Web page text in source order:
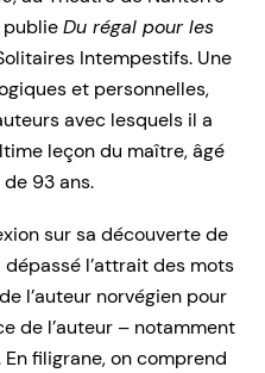
publieDu régal pour les
Intempestifs. Une
et personnelles,
avec lesquels il a
leçon du maître, âgé
de 93 ans.
sur sa découverte de
l’attrait des mots
l’auteur norvégien pour
de l’auteur – notamment
filigrane, on comprend